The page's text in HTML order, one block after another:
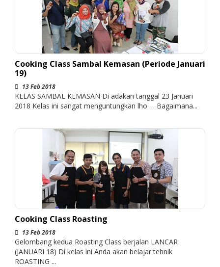
Cooking Class Sambal Kemasan (Periode Januari
19)
13 Feb 2018
KELAS SAMBAL KEMASAN Di adakan tanggal 23 Januari
2018 Kelas ini sangat menguntungkan lho … Bagaimana...
Cooking Class Roasting
13 Feb 2018
Gelombang kedua Roasting Class berjalan LANCAR
(JANUARI 18) Di kelas ini Anda akan belajar tehnik
ROASTING ...